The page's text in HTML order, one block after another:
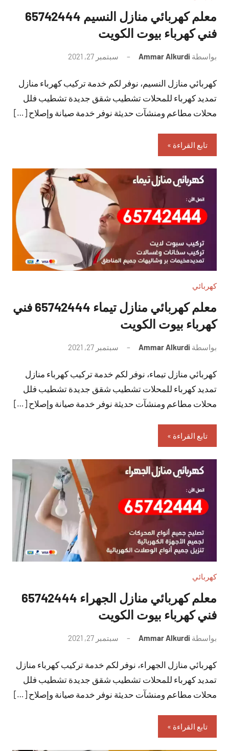
معلم كهربائي منازل النسيم 65742444
فني كهرباء بيوت الكويت
بواسطة Ammar Alkurdi سبتمبر 27, 2021
تعليقات
كهربائي منازل النسيم، نوفر لكم خدمة تركيب كهرباء منازل
تمديد كهرباء للمحلات تشطيب شقق جديدة تشطيب فلل
محلات مطاعم ومنشآت حديثة نوفر خدمة صيانة وإصلاح […]
تابع القراءة
كهربائي
معلم كهربائي منازل تيماء 65742444 فني
كهرباء بيوت الكويت
بواسطة Ammar Alkurdi سبتمبر 27, 2021
تعليقات
كهربائي منازل تيماء، نوفر لكم خدمة تركيب كهرباء منازل
تمديد كهرباء للمحلات تشطيب شقق جديدة تشطيب فلل
محلات مطاعم ومنشآت حديثة نوفر خدمة صيانة وإصلاح […]
تابع القراءة
كهربائي
معلم كهربائي منازل الجهراء 65742444
فني كهرباء بيوت الكويت
بواسطة Ammar Alkurdi سبتمبر 27, 2021
تعليقات
كهربائي منازل الجهراء، نوفر لكم خدمة تركيب كهرباء منازل
تمديد كهرباء للمحلات تشطيب شقق جديدة تشطيب فلل
محلات مطاعم ومنشآت حديثة نوفر خدمة صيانة وإصلاح […]
تابع القراءة